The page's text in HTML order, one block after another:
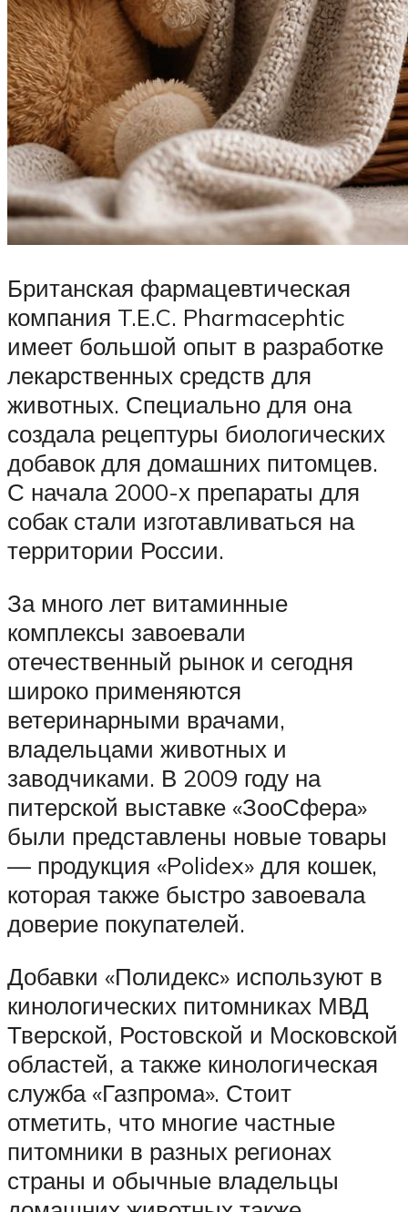
Британская фармацевтическая
компания T.E.C. Pharmacephtic
имеет большой опыт в разработке
лекарственных средств для
животных. Специально для она
создала рецептуры биологических
добавок для домашних питомцев.
С начала 2000-х препараты для
собак стали изготавливаться на
территории России.
За много лет витаминные
комплексы завоевали
отечественный рынок и сегодня
широко применяются
ветеринарными врачами,
владельцами животных и
заводчиками. В 2009 году на
питерской выставке «ЗооСфера»
были представлены новые товары
— продукция «Polidex» для кошек,
которая также быстро завоевала
доверие покупателей.
Добавки «Полидекс» используют в
кинологических питомниках МВД
Тверской, Ростовской и Московской
областей, а также кинологическая
служба «Газпрома». Стоит
отметить, что многие частные
питомники в разных регионах
страны и обычные владельцы